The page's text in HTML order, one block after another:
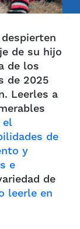
de su hijo
de los
de 2025
Leerles a
el
de
y
e
de
leerle en